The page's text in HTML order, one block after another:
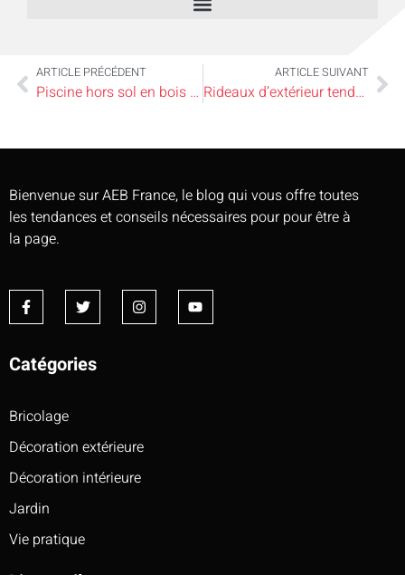
ARTICLE PRÉCÉDENT
Piscine hors sol en bois : l’élégance naturelle pour votre jardin
ARTICLE SUIVANT
Rideaux d’extérieur tendance pour 2025
Bienvenue sur AEB France, le blog qui vous offre toutes
les tendances et conseils nécessaires pour pour être à
la page.
Catégories
Bricolage
Décoration extérieure
Décoration intérieure
Jardin
Vie pratique